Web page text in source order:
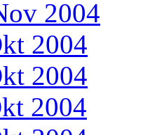
2004
2004
2004
2004